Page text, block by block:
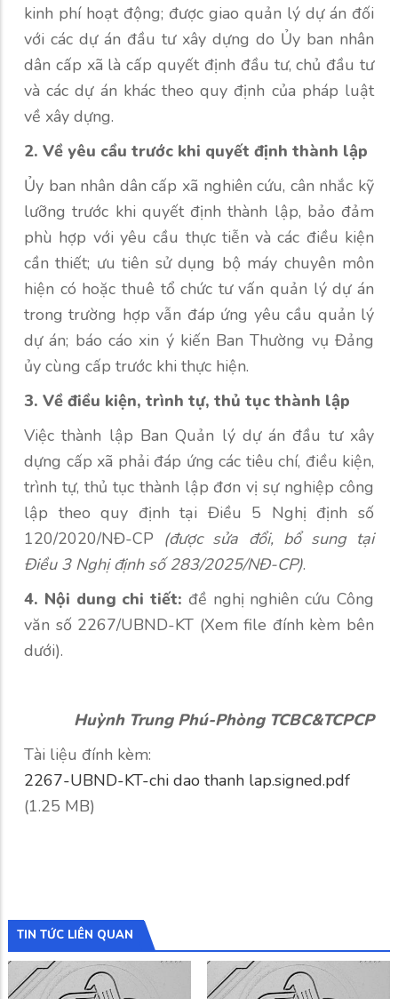
kinh phí hoạt động; được giao quản lý dự án đối
với các dự án đầu tư xây dựng do Ủy ban nhân
dân cấp xã là cấp quyết định đầu tư, chủ đầu tư
và các dự án khác theo quy định của pháp luật
về xây dựng.
2. Về yêu cầu trước khi quyết định thành lập
Ủy ban nhân dân cấp xã nghiên cứu, cân nhắc kỹ
lưỡng trước khi quyết định thành lập, bảo đảm
phù hợp với yêu cầu thực tiễn và các điều kiện
cần thiết; ưu tiên sử dụng bộ máy chuyên môn
hiện có hoặc thuê tổ chức tư vấn quản lý dự án
trong trường hợp vẫn đáp ứng yêu cầu quản lý
dự án; báo cáo xin ý kiến Ban Thường vụ Đảng
ủy cùng cấp trước khi thực hiện.
3. Về điều kiện, trình tự, thủ tục thành lập
Việc thành lập Ban Quản lý dự án đầu tư xây
dựng cấp xã phải đáp ứng các tiêu chí, điều kiện,
trình tự, thủ tục thành lập đơn vị sự nghiệp công
lập theo quy định tại Điều 5 Nghị định số
120/2020/NĐ-CP (được sửa đổi, bổ sung tại
Điều 3 Nghị định số 283/2025/NĐ-CP).
4. Nội dung chi tiết: đề nghị nghiên cứu Công
văn số 2267/UBND-KT (Xem file đính kèm bên
dưới).
Huỳnh Trung Phú-Phòng TCBC&TCPCP
Tài liệu đính kèm:
2267-UBND-KT-chi dao thanh lap.signed.pdf
(1.25 MB)
TIN TỨC LIÊN QUAN